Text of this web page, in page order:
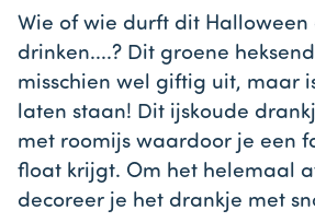
Wie of wie durft dit Halloween
drinken....? Dit groene
misschien wel giftig uit, maar
laten staan! Dit ijskoude
met roomijs waardoor je een
float krijgt. Om het helemaal
decoreer je het drankje met